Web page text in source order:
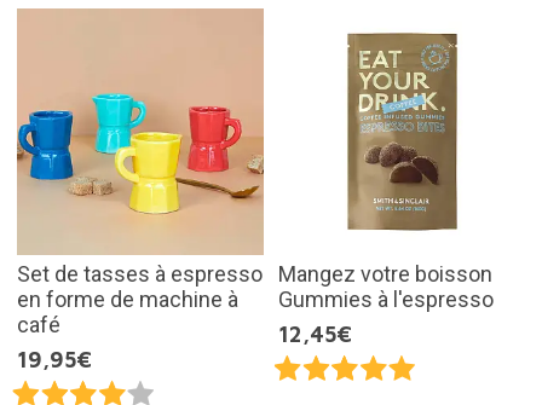
Set de tasses à espresso
en forme de machine à
café
19,95€
Mangez votre boisson
Gummies à l'espresso
12,45€